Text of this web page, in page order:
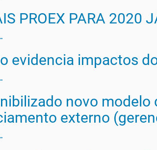
PROEX PARA 2020
evidencia impactos
novo
externo